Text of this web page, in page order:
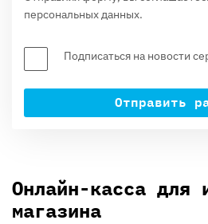
персональных данных.
Подписаться на новости
Отправить
Онлайн-касса для
магазина